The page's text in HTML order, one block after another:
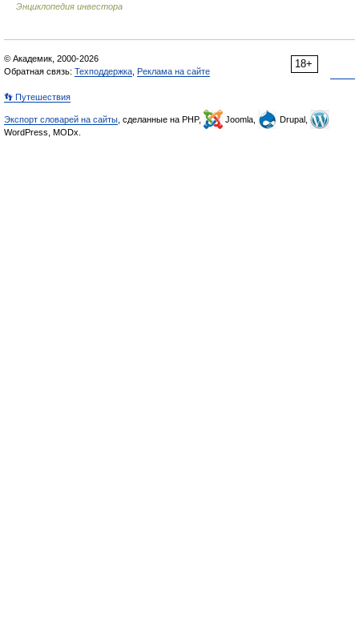
Энциклопедия инвестора
18+
© Академик, 2000-2026
Обратная связь: Техподдержка Реклама на сайте
👣 Путешествия
Экспорт словарей на сайты , сделанные на PHP, Joomla,
Drupal,
WordPress, MODx.